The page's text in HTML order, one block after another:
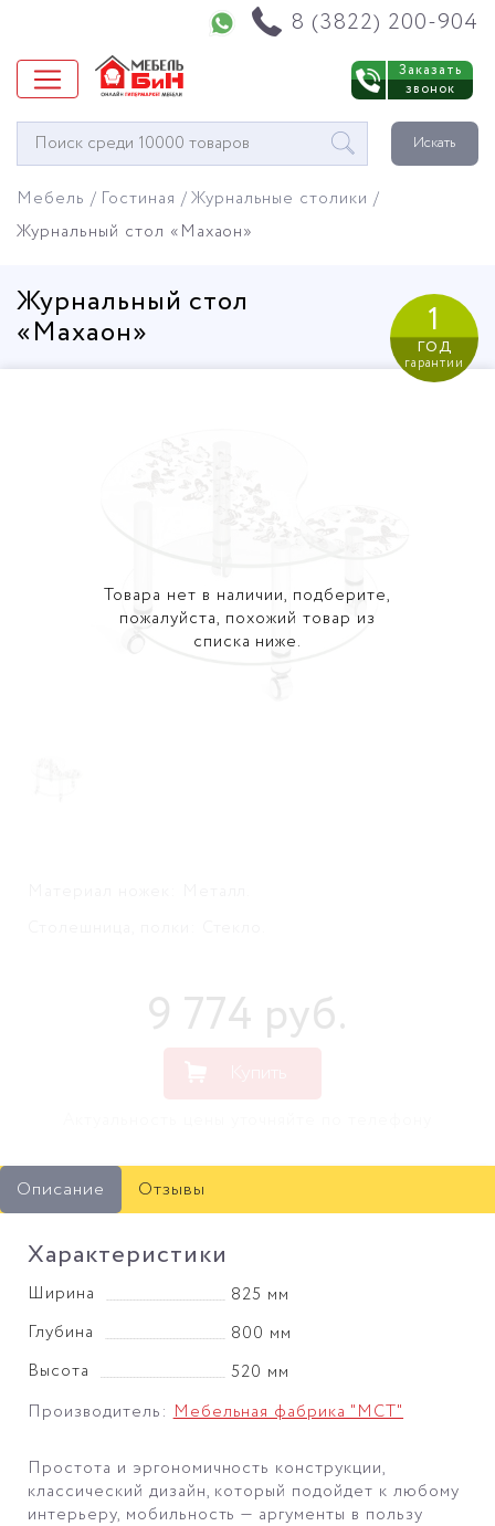
8 (3822) 200-904
Заказать
звонок
Окно
поиска
Искать
Мебель Гостиная
Журнальные столики
Журнальный стол «Махаон»
Журнальный стол
«Махаон»
1
год
гарантии
Товара нет в наличии, подберите,
пожалуйста, похожий товар из
списка ниже.
9 774 руб.
Описание Отзывы
Характеристики
Ширина
825 мм
Глубина
800 мм
Высота
520 мм
Производитель:Мебельная фабрика "МСТ"
Простота и эргономичность конструкции,
классический дизайн, который подойдет к любому
интерьеру, мобильность — аргументы в пользу